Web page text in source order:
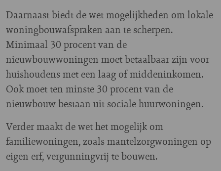
Daarnaast biedt de wet mogelijkheden om lokale
woningbouwafspraken aan te scherpen.
Minimaal 30 procent van de
nieuwbouwwoningen moet betaalbaar zijn voor
huishoudens met een laag of middeninkomen.
Ook moet ten minste 30 procent van de
nieuwbouw bestaan uit sociale huurwoningen.
Verder maakt de wet het mogelijk om
familiewoningen, zoals mantelzorgwoningen op
eigen erf, vergunningvrij te bouwen.